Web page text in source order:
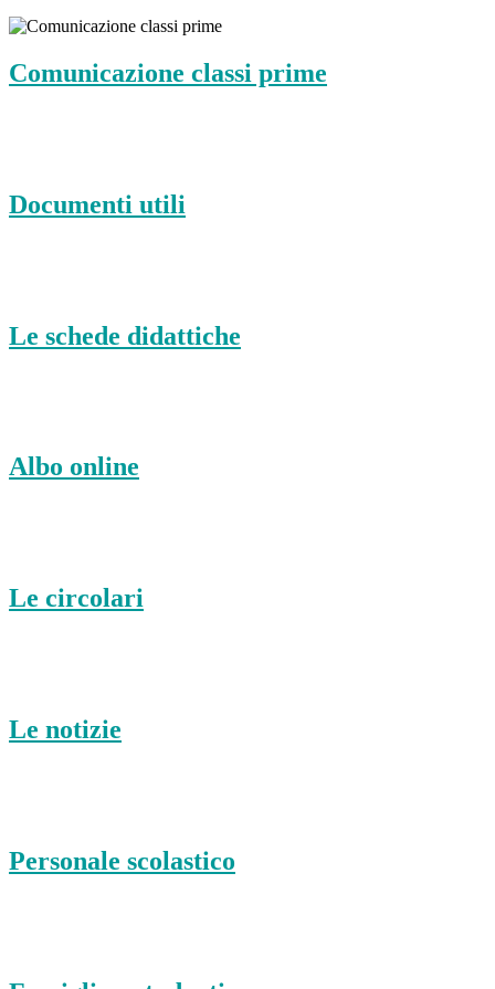
Comunicazione classi prime
Documenti utili
Le schede didattiche
Albo online
Le circolari
Le notizie
Personale scolastico